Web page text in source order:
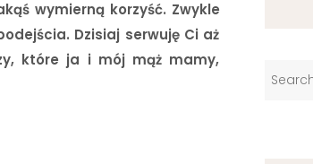
wymierną korzyść. Zwykle
Dzisiaj serwuję Ci aż
które ja i mój mąż mamy,